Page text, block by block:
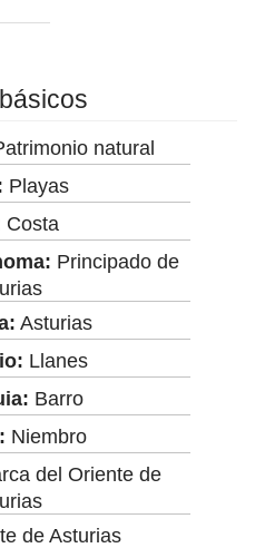
natural
Playas
Costa
Principado de
Asturias
Llanes
Barro
Niembro
del Oriente de
de Asturias